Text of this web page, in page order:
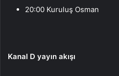
20:00 Kuruluş Osman
Kanal D yayın akışı